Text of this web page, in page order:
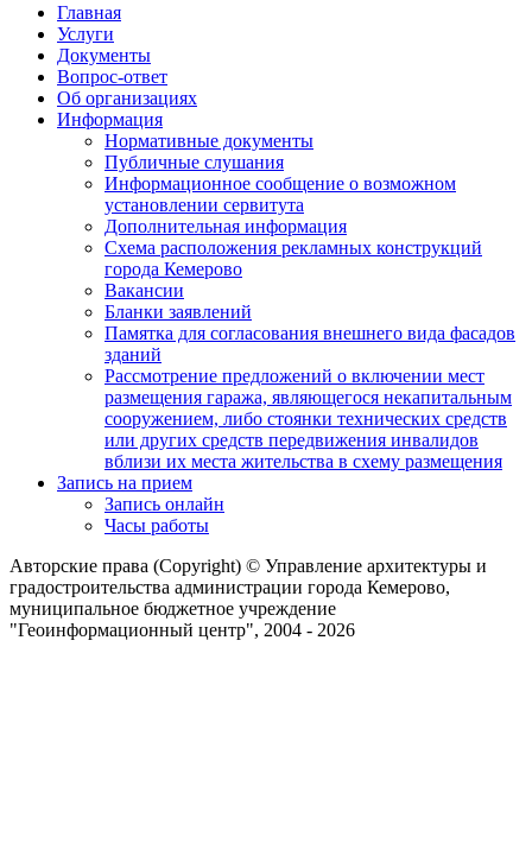
Главная
Услуги
Документы
Вопрос-ответ
Об организациях
Информация
Нормативные документы
Публичные слушания
Информационное сообщение о возможном
установлении сервитута
Дополнительная информация
Схема расположения рекламных конструкций
города Кемерово
Вакансии
Бланки заявлений
Памятка для согласования внешнего вида фасадов
зданий
Рассмотрение предложений о включении мест
размещения гаража, являющегося некапитальным
сооружением, либо стоянки технических средств
или других средств передвижения инвалидов
вблизи их места жительства в схему размещения
Запись на прием
Запись онлайн
Часы работы
Авторские права (Copyright) © Управление архитектуры и
градостроительства администрации города Кемерово,
муниципальное бюджетное учреждение
"Геоинформационный центр", 2004 - 2026